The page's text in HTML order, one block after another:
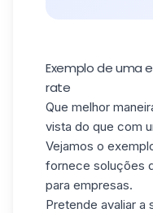
Exemplo de uma
rate
Que melhor
vista do que com
Vejamos o
fornece soluções
para empresas.
Pretende avaliar a